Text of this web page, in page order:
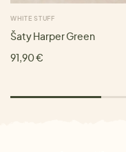
WHITE STUFF
Šaty Harper Green
91,90 €